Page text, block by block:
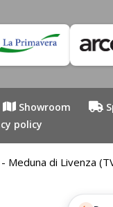
Showroom
policy
di Livenza